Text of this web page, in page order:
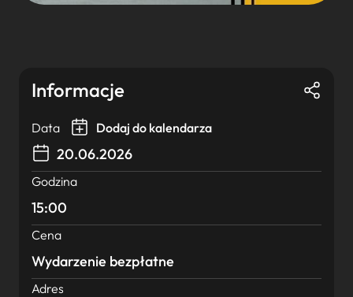
Informacje
Data Dodaj do kalendarza
20.06.2026
Godzina
15:00
Cena
Wydarzenie bezpłatne
Adres